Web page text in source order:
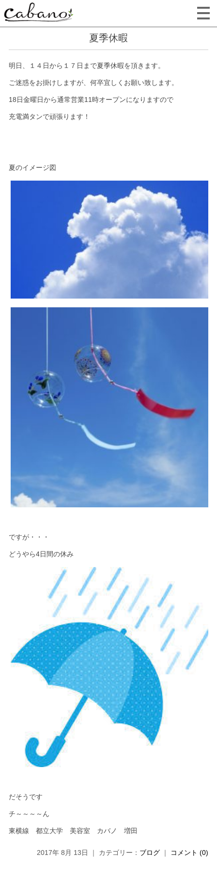
夏季休暇
明日、１４日から１７日まで夏季休暇を頂きます。
ご迷惑をお掛けしますが、何卒宜しくお願い致します。
18日金曜日から通常営業11時オープンになりますので
充電満タンで頑張ります！
夏のイメージ図
ですが・・・
どうやら4日間の休み
だそうです
チ～～～～ん
東横線 都立大学 美容室 カバノ 増田
2017年 8月 13日 ｜ カテゴリー： ブログ ｜ コメント (0)